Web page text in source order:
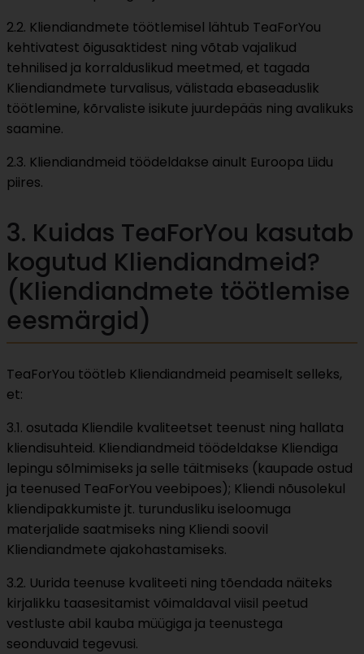
2.2. Kliendiandmete töötlemisel lähtub TeaForYou
kehtivatest õigusaktidest ning võtab vajalikud
tehnilised ja korralduslikud meetmed, et tagada
Kliendiandmete turvalisus, välistada ebaseaduslik
töötlemine, kõrvaliste isikute juurdepääs ning avalikuks
saamine.
2.3. Kliendiandmeid töödeldakse ainult Euroopa Liidu
piires.
3. Kuidas TeaForYou kasutab
kogutud Kliendiandmeid?
(Kliendiandmete töötlemise
eesmärgid)
TeaForYou töötleb Kliendiandmeid peamiselt selleks,
et:
3.1. osutada Kliendile kvaliteetset teenust ning hallata
kliendisuhteid. Kliendiandmeid töödeldakse Kliendiga
lepingu sõlmimiseks ja selle täitmiseks (kaupade ostud
ja teenused TeaForYou veebipoes); Kliendi nõusolekul
kliendipakkumiste jt. turundusliku iseloomuga
materjalide saatmiseks ning Kliendi soovil
Kliendiandmete ajakohastamiseks.
3.2. Uurida teenuse kvaliteeti ning tõendada näiteks
kirjalikku taasesitamist võimaldaval viisil peetud
vestluste abil kauba müügiga ja teenustega
seonduvaid tegevusi.